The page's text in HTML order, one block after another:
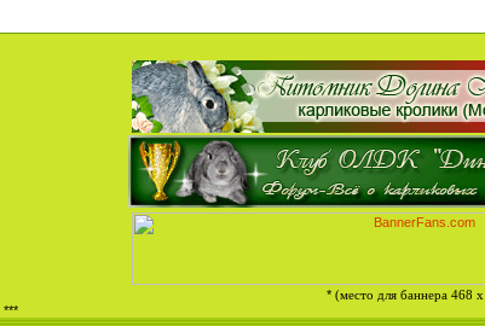
* (место для баннера 468
***